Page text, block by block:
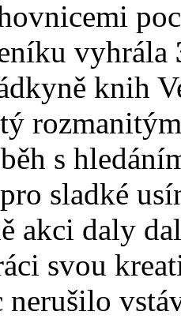
vyhrála
knih
s
sladké
akci daly
svou